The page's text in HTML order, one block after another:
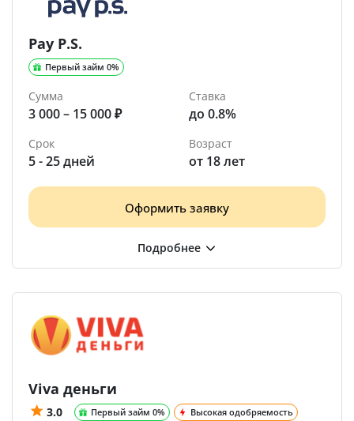
Pay P.S.
Первый займ 0%
Сумма
3 000 – 15 000 ₽
Ставка
до 0.8%
Срок
5 - 25 дней
Возраст
от 18 лет
Оформить заявку
Viva деньги
3.0 Первый займ 0% Высокая одобряемость